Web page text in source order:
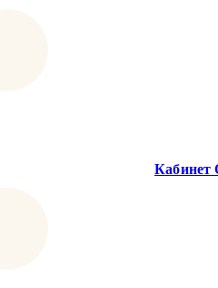
Кабинет